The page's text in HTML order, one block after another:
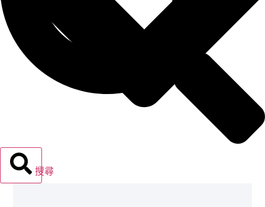
搜尋